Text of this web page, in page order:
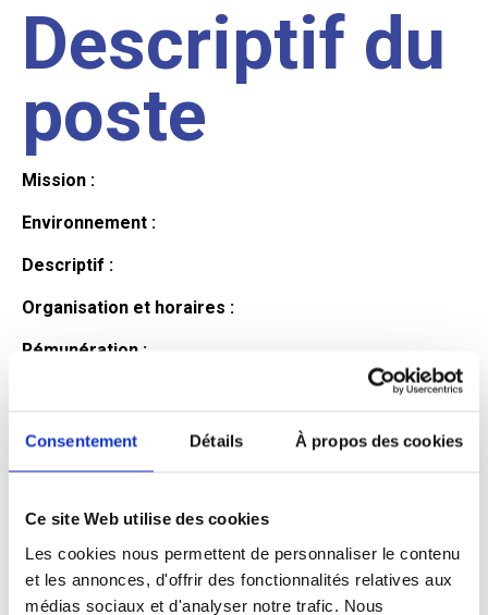
Consentement Détails À propos des cookies
Ce site Web utilise des cookies
Les cookies nous permettent de personnaliser le contenu
et les annonces, d'offrir des fonctionnalités relatives aux
médias sociaux et d'analyser notre trafic. Nous
Descriptif du
poste
Mission :
Environnement :
Descriptif :
Organisation et horaires :
Rémunération :
Profil du
candidat
Qualifications et diplômes :